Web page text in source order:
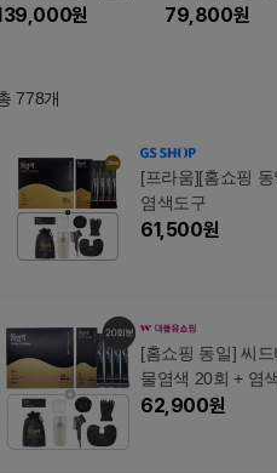
원
지
79,800원
778개
[프라움][홈쇼핑
염색도구
61,500원
[홈쇼핑 동일] 씨
물염색 20회 + 염
62,900원